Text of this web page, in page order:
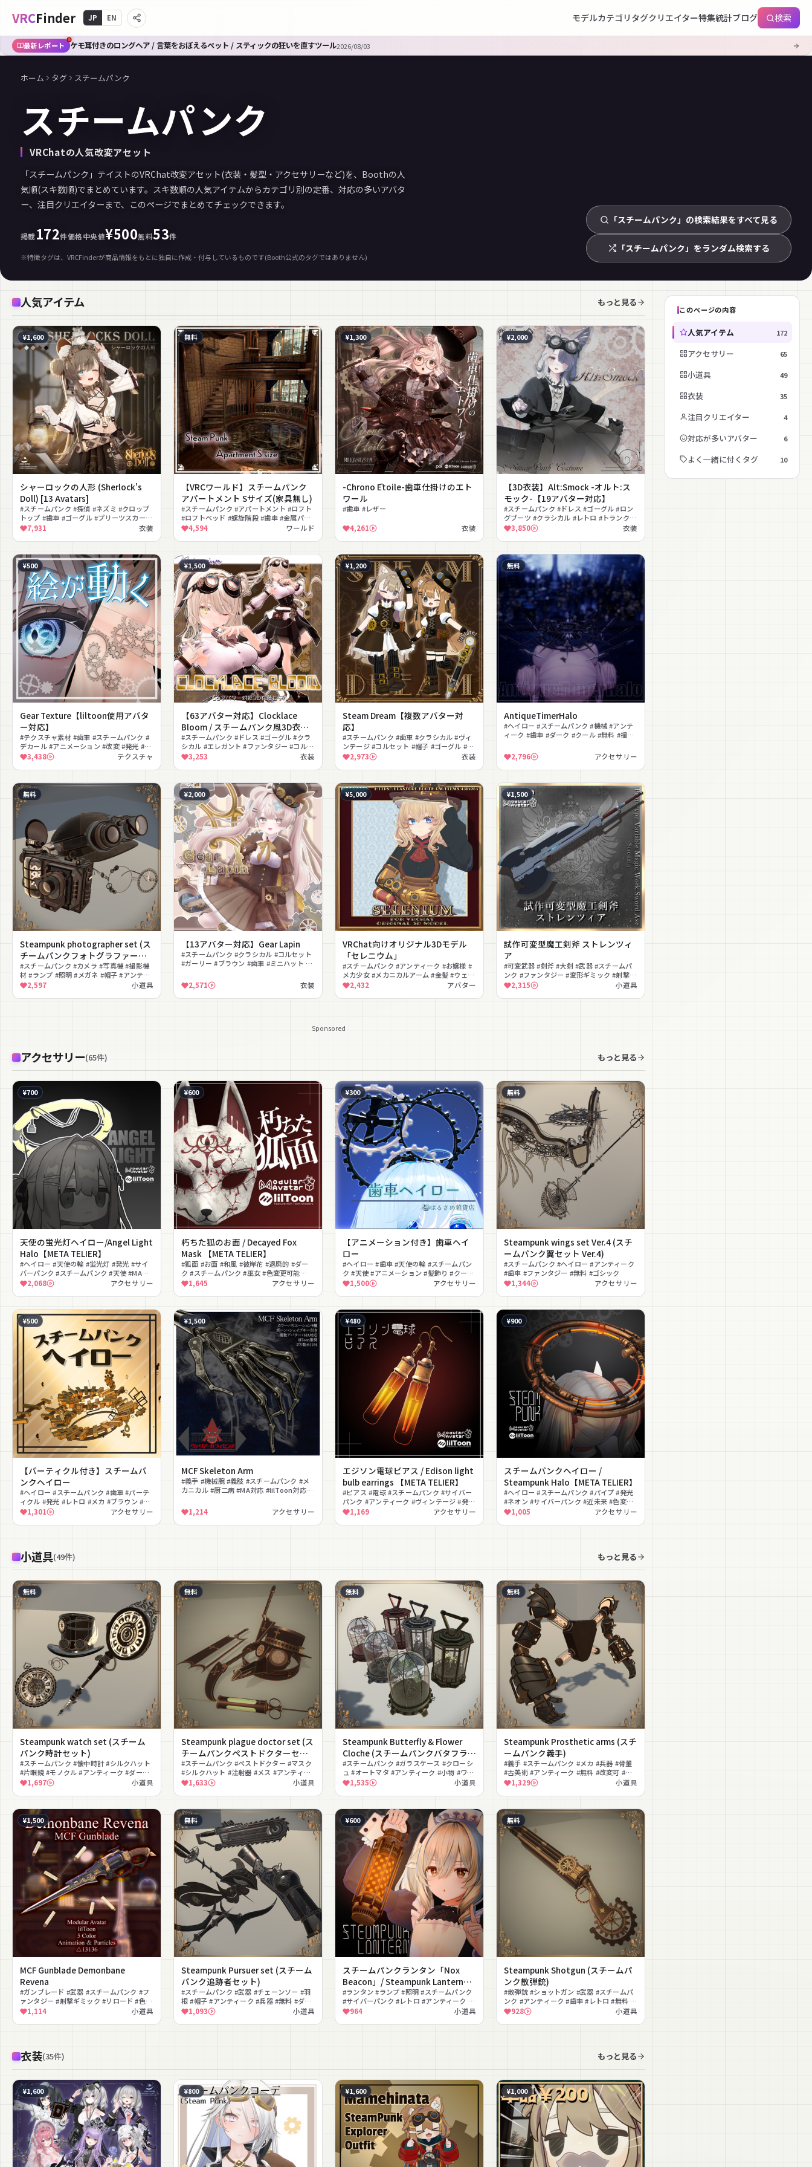
VRCFinder JP EN モデルカテゴリ タグクリエイター特集統計ブログ 検索
最新レポート 【2026年8月3日号】VRChat新作人気急上昇スナップショット｜Booth週間TOP302026/08/03
ホーム タグ スチームパンク
スチームパンク
VRChatの人気改変アセット
「スチームパンク」テイストのVRChat改変アセット(衣装・髪型・アクセサリーなど)を、Boothの人
気順(スキ数順)でまとめています。スキ数順の人気アイテムからカテゴリ別の定番、対応の多いアバタ
ー、注目クリエイターまで、このページでまとめてチェックできます。
掲載172件価格中央値¥500無料53件
※特徴タグは、VRCFinderが商品情報をもとに独自に作成・付与しているものです(Booth公式のタグではありません)
「スチームパンク」の検索結果をすべて見る
「スチームパンク」をランダム検索する
人気アイテム もっと見る
¥1,600
シャーロックの人形 (Sherlock's
Doll) [13 Avatars]
#スチームパンク #探偵 #ネズミ #クロップ
トップ #歯車 #ゴーグル #プリーツスカート
#ストッキング #グローブ #ベルト
7,931 衣装
無料
【VRCワールド】スチームパンク
アパートメント Sサイズ(家具無し)
#スチームパンク #アパートメント #ロフト
#ロフトベッド #螺旋階段 #歯車 #金属パイ
プ #煉瓦壁 #アンティーク #コンパクトルー
4,594 ワールド
¥1,300
-Chrono Ētoile-歯車仕掛けのエト
ワール
#歯車 #レザー
4,261
衣装
¥2,000
【3D衣装】Alt:Smock -オルト:ス
モック-【19アバター対応】
#スチームパンク #ドレス #ゴーグル #ロン
グブーツ #クラシカル #レトロ #トランクバ
ッグ #羽ペン #革靴 #ヴィンテージ
3,850 衣装
¥500
Gear Texture【liltoon使用アバタ
ー対応】
#テクスチャ素材 #歯車 #スチームパンク #
デカール #アニメーション #改変 #発光 #テ
クスチャ
3,438 テクスチャ
¥1,500
【63アバター対応】Clocklace
Bloom / スチームパンク風3D衣装
モデル
#スチームパンク #ドレス #ゴーグル #クラ
シカル #エレガント #ファンタジー #コルセ
ット #lilToon対応 #ブラウン #幻想的
3,253 衣装
¥1,200
Steam Dream【複数アバター対
応】
#スチームパンク #歯車 #クラシカル #ヴィ
ンテージ #コルセット #帽子 #ゴーグル #レ
トロ #アンティーク #ブーツ
2,973 衣装
無料
AntiqueTimerHalo
#ヘイロー #スチームパンク #機械 #アンテ
ィーク #歯車 #ダーク #クール #無料 #撮影
2,796
アクセサリー
無料
Steampunk photographer set (ス
チームパンクフォトグラファーセ
ット)
#スチームパンク #カメラ #写真機 #撮影機
材 #ランプ #照明 #メガネ #帽子 #アンティ
ーク #レトロ
2,597 小道具
¥2,000
【13アバター対応】Gear Lapin
#スチームパンク #クラシカル #コルセット
#ガーリー #ブラウン #歯車 #ミニハット #
2,571
衣装
¥5,000
VRChat向けオリジナル3Dモデル
「セレニウム」
#スチームパンク #アンティーク #お嬢様 #
メカ少女 #メカニカルアーム #金髪 #ウェー
ブヘア #帽子 #産業革命 #着せ替え
2,432 アバター
¥1,500
試作可変型魔工剣斧 ストレンツィ
ア
#可変武器 #剣斧 #大剣 #武器 #スチームパ
ンク #ファンタジー #変形ギミック #射撃ギ
ミック #効果音
2,315 小道具
Sponsored
アクセサリー(65件) もっと見る
¥700
天使の蛍光灯ヘイロー/Angel Light
Halo【META TELIER】
#ヘイロー #天使の輪 #蛍光灯 #発光 #サイ
バーパンク #スチームパンク #天使 #MA対
応 #近未来 #クール
2,068 アクセサリー
¥600
朽ちた狐のお面 / Decayed Fox
Mask 【META TELIER】
#狐面 #お面 #和風 #彼岸花 #退廃的 #ダー
ク #スチームパンク #巫女 #色変更可能
#MA対応
1,645 アクセサリー
¥300
【アニメーション付き】歯車ヘイ
ロー
#ヘイロー #歯車 #天使の輪 #スチームパン
ク #天使 #アニメーション #髪飾り #クール
#メカ #回転
1,500 アクセサリー
無料
Steampunk wings set Ver.4 (スチ
ームパンク翼セット Ver.4)
#スチームパンク #ヘイロー #アンティーク
#歯車 #ファンタジー #無料 #ゴシック
1,344
アクセサリー
¥500
【パーティクル付き】スチームパ
ンクヘイロー
#ヘイロー #スチームパンク #歯車 #パーテ
ィクル #発光 #レトロ #メカ #ブラウン #頭
装飾 #光輪
1,301 アクセサリー
¥1,500
MCF Skeleton Arm
#義手 #機械腕 #義肢 #スチームパンク #メ
カニカル #厨二病 #MA対応 #lilToon対応 #
1,214
アクセサリー
¥480
エジソン電球ピアス / Edison light
bulb earrings 【META TELIER】
#ピアス #電球 #スチームパンク #サイバー
パンク #アンティーク #ヴィンテージ #発光
#ゴシック #MA対応 #lilToon対応
1,169 アクセサリー
¥900
スチームパンクヘイロー /
Steampunk Halo【META TELIER】
#ヘイロー #スチームパンク #パイプ #発光
#ネオン #サイバーパンク #近未来 #色変更
可能 #MA対応 #撮影向け
1,005 アクセサリー
小道具(49件) もっと見る
無料
Steampunk watch set (スチーム
パンク時計セット)
#スチームパンク #懐中時計 #シルクハット
#片眼鏡 #モノクル #アンティーク #ダーク
#発光 #無料
1,697 小道具
無料
Steampunk plague doctor set (ス
チームパンクペストドクターセッ
ト)
#スチームパンク #ペストドクター #マスク
#シルクハット #注射器 #メス #アンティー
ク #ダーク #中世 #ハロウィン
1,633 小道具
無料
Steampunk Butterfly & Flower
Cloche (スチームパンクバタフライ
&フラワークローシュ)
#スチームパンク #ガラスケース #クローシ
ュ #オートマタ #アンティーク #小物 #ワー
ルドアセット #撮影向け #色変え #発光
1,535 小道具
無料
Steampunk Prosthetic arms (スチ
ームパンク義手)
#義手 #スチームパンク #メカ #兵器 #骨董
#古美術 #アンティーク #無料 #改変可 #発
光1,329 小道具
¥1,500
MCF Gunblade Demonbane
Revena
#ガンブレード #武器 #スチームパンク #フ
ァンタジー #射撃ギミック #リロード #色変
え #バトル
1,114 小道具
無料
Steampunk Pursuer set (スチーム
パンク追跡者セット)
#スチームパンク #武器 #チェーンソー #羽
根 #帽子 #アンティーク #兵器 #無料 #ダー
ク1,093 小道具
¥600
スチームパンクランタン「Nox
Beacon」/ Steampunk Lantern
"Nox Beacon"【META TELIER】
#ランタン #ランプ #照明 #スチームパンク
#サイバーパンク #レトロ #アンティーク #
色変更可能 #撮影向け #探索
964 小道具
無料
Steampunk Shotgun (スチームパ
ンク散弾銃)
#散弾銃 #ショットガン #武器 #スチームパ
ンク #アンティーク #歯車 #レトロ #無料 #
小道具
928 小道具
衣装(35件) もっと見る
¥1,600 ¥800 ¥1,600 ¥1,000
このページの内容
人気アイテム 172
アクセサリー 65
小道具 49
衣装 35
注目クリエイター 4
対応が多いアバター 6
よく一緒に付くタグ 10